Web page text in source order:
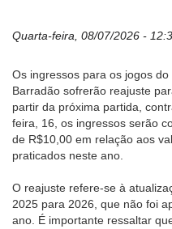
Quarta-feira, 08/07/2026 -
Os ingressos para os jogos
Barradão sofrerão reajuste
partir da próxima partida,
feira, 16, os ingressos serão
de R$10,00 em relação aos
praticados neste ano.
O reajuste refere-se à
2025 para 2026, que não foi
ano. É importante ressaltar